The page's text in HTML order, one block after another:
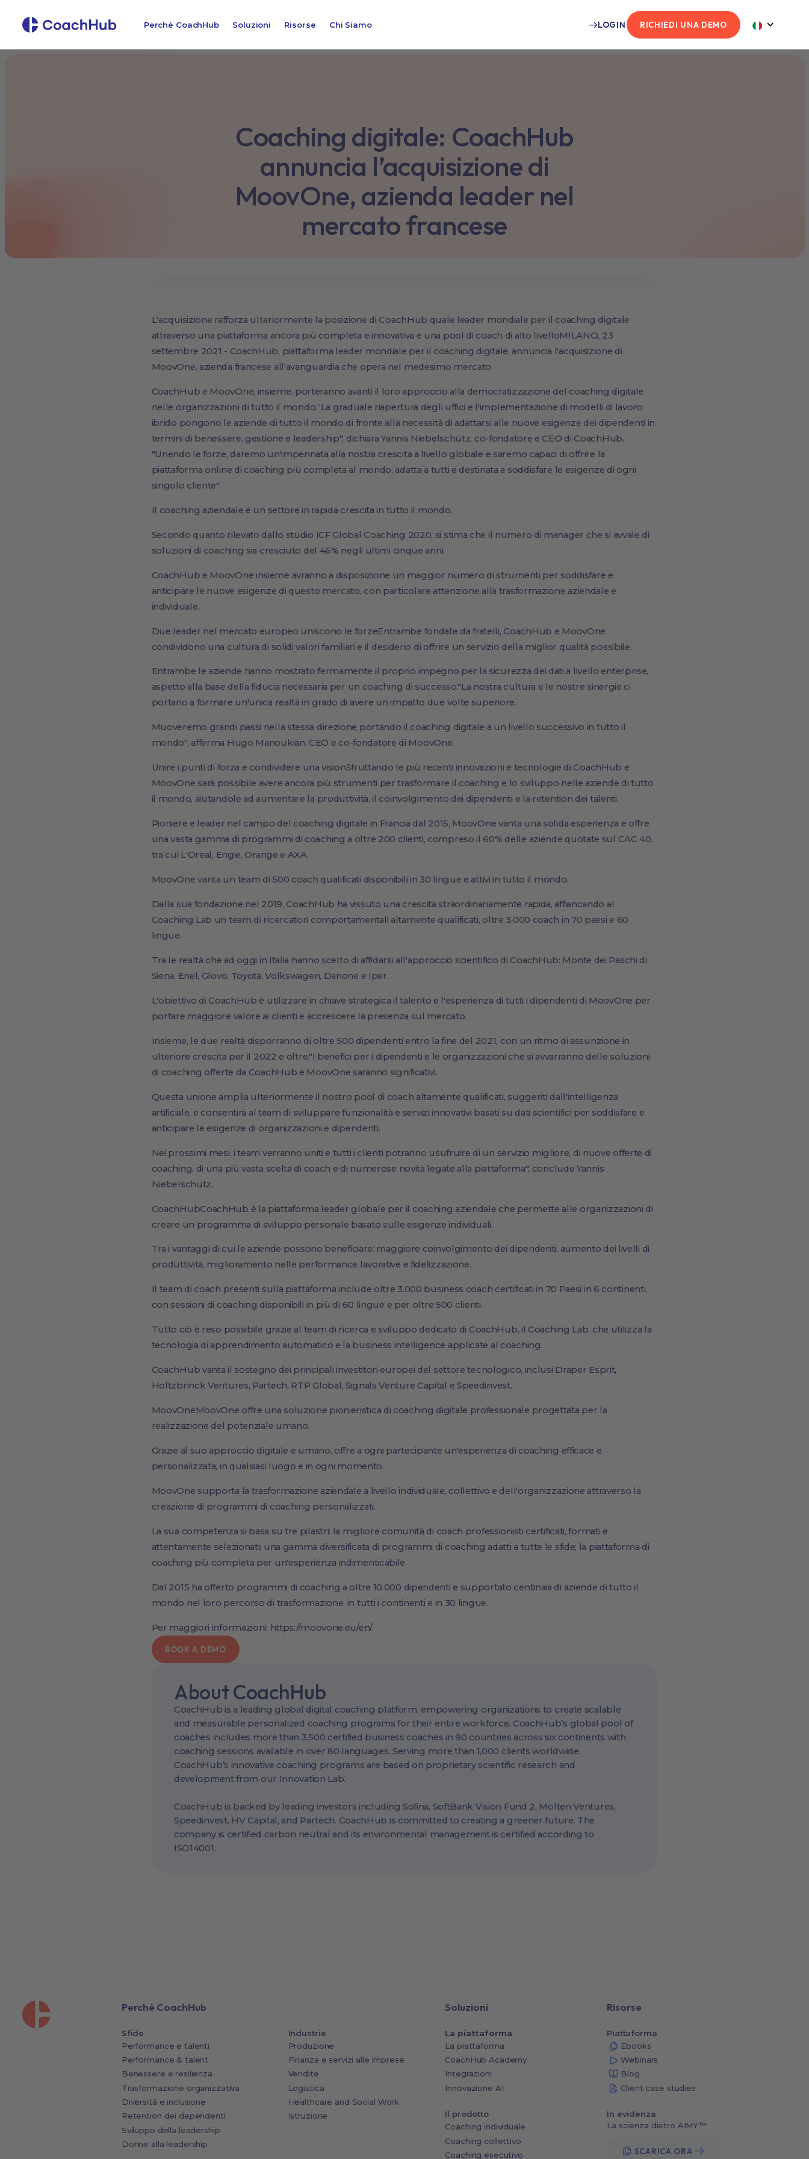
Perchè CoachHub Soluzioni Risorse Chi Siamo LOGIN RICHIEDI UNA DEMO
Coaching digitale: CoachHub
annuncia l’acquisizione di
MoovOne, azienda leader nel
mercato francese
L'acquisizione rafforza ulteriormente la posizione di CoachHub quale leader mondiale per il coaching digitale
attraverso una piattaforma ancora più completa e innovativa e una pool di coach di alto livelloMILANO, 23
settembre 2021 - CoachHub, piattaforma leader mondiale per il coaching digitale, annuncia l'acquisizione di
MoovOne, azienda francese all'avanguardia che opera nel medesimo mercato.
CoachHub e MoovOne, insieme, porteranno avanti il loro approccio alla democratizzazione del coaching digitale
nelle organizzazioni di tutto il mondo.“La graduale riapertura degli uffici e l'implementazione di modelli di lavoro
ibrido pongono le aziende di tutto il mondo di fronte alla necessità di adattarsi alle nuove esigenze dei dipendenti in
termini di benessere, gestione e leadership", dichiara Yannis Niebelschütz, co-fondatore e CEO di CoachHub.
"Unendo le forze, daremo un'impennata alla nostra crescita a livello globale e saremo capaci di offrire la
piattaforma online di coaching più completa al mondo, adatta a tutti e destinata a soddisfare le esigenze di ogni
singolo cliente".
Il coaching aziendale è un settore in rapida crescita in tutto il mondo.
Secondo quanto rilevato dallo studio ICF Global Coaching 2020, si stima che il numero di manager che si avvale di
soluzioni di coaching sia cresciuto del 46% negli ultimi cinque anni.
CoachHub e MoovOne insieme avranno a disposizione un maggior numero di strumenti per soddisfare e
anticipare le nuove esigenze di questo mercato, con particolare attenzione alla trasformazione aziendale e
individuale.
Due leader nel mercato europeo uniscono le forzeEntrambe fondate da fratelli, CoachHub e MoovOne
condividono una cultura di solidi valori familiari e il desiderio di offrire un servizio della miglior qualità possibile.
Entrambe le aziende hanno mostrato fermamente il proprio impegno per la sicurezza dei dati a livello enterprise,
aspetto alla base della fiducia necessaria per un coaching di successo."La nostra cultura e le nostre sinergie ci
portano a formare un'unica realtà in grado di avere un impatto due volte superiore.
Muoveremo grandi passi nella stessa direzione portando il coaching digitale a un livello successivo in tutto il
mondo", afferma Hugo Manoukian, CEO e co-fondatore di MoovOne.
Unire i punti di forza e condividere una visionSfruttando le più recenti innovazioni e tecnologie di CoachHub e
MoovOne sarà possibile avere ancora più strumenti per trasformare il coaching e lo sviluppo nelle aziende di tutto
il mondo, aiutandole ad aumentare la produttività, il coinvolgimento dei dipendenti e la retention dei talenti.
Pioniere e leader nel campo del coaching digitale in Francia dal 2015, MoovOne vanta una solida esperienza e offre
una vasta gamma di programmi di coaching a oltre 200 clienti, compreso il 60% delle aziende quotate sul CAC 40,
tra cui L'Oreal, Engie, Orange e AXA.
MoovOne vanta un team di 500 coach qualificati disponibili in 30 lingue e attivi in tutto il mondo.
Dalla sua fondazione nel 2019, CoachHub ha vissuto una crescita straordinariamente rapida, affiancando al
Coaching Lab un team di ricercatori comportamentali altamente qualificati, oltre 3.000 coach in 70 paesi e 60
lingue.
Tra le realtà che ad oggi in Italia hanno scelto di affidarsi all'approccio scientifico di CoachHub: Monte dei Paschi di
Siena, Enel, Glovo, Toyota, Volkswagen, Danone e Iper.
L'obiettivo di CoachHub è utilizzare in chiave strategica il talento e l'esperienza di tutti i dipendenti di MoovOne per
portare maggiore valore ai clienti e accrescere la presenza sul mercato.
Insieme, le due realtà disporranno di oltre 500 dipendenti entro la fine del 2021, con un ritmo di assunzione in
ulteriore crescita per il 2022 e oltre."I benefici per i dipendenti e le organizzazioni che si avvarranno delle soluzioni
di coaching offerte da CoachHub e MoovOne saranno significativi.
Questa unione amplia ulteriormente il nostro pool di coach altamente qualificati, suggeriti dall'intelligenza
artificiale, e consentirà al team di sviluppare funzionalità e servizi innovativi basati su dati scientifici per soddisfare e
anticipare le esigenze di organizzazioni e dipendenti.
Nei prossimi mesi, i team verranno uniti e tutti i clienti potranno usufruire di un servizio migliore, di nuove offerte di
coaching, di una più vasta scelta di coach e di numerose novità legate alla piattaforma", conclude Yannis
Niebelschütz.
CoachHubCoachHub è la piattaforma leader globale per il coaching aziendale che permette alle organizzazioni di
creare un programma di sviluppo personale basato sulle esigenze individuali.
Tra i vantaggi di cui le aziende possono beneficiare: maggiore coinvolgimento dei dipendenti, aumento dei livelli di
produttività, miglioramento nelle performance lavorative e fidelizzazione.
Il team di coach presenti sulla piattaforma include oltre 3.000 business coach certificati in 70 Paesi in 6 continenti,
con sessioni di coaching disponibili in più di 60 lingue e per oltre 500 clienti.
Tutto ciò è reso possibile grazie al team di ricerca e sviluppo dedicato di CoachHub, il Coaching Lab, che utilizza la
tecnologia di apprendimento automatico e la business intelligence applicate al coaching.
CoachHub vanta il sostegno dei principali investitori europei del settore tecnologico, inclusi Draper Esprit,
Holtzbrinck Ventures, Partech, RTP Global, Signals Venture Capital e Speedinvest.
MoovOneMoovOne offre una soluzione pionieristica di coaching digitale professionale progettata per la
realizzazione del potenziale umano.
Grazie al suo approccio digitale e umano, offre a ogni partecipante un'esperienza di coaching efficace e
personalizzata, in qualsiasi luogo e in ogni momento.
MoovOne supporta la trasformazione aziendale a livello individuale, collettivo e dell'organizzazione attraverso la
creazione di programmi di coaching personalizzati.
La sua competenza si basa su tre pilastri: la migliore comunità di coach professionisti certificati, formati e
attentamente selezionati; una gamma diversificata di programmi di coaching adatti a tutte le sfide; la piattaforma di
coaching più completa per un'esperienza indimenticabile.
Dal 2015 ha offerto programmi di coaching a oltre 10.000 dipendenti e supportato centinaia di aziende di tutto il
mondo nel loro percorso di trasformazione, in tutti i continenti e in 30 lingue.
Per maggiori informazioni: https://moovone.eu/en/.
BOOK A DEMO
About CoachHub
CoachHub is a leading global digital coaching platform, empowering organizations to create scalable
and measurable personalized coaching programs for their entire workforce. CoachHub’s global pool of
coaches includes more than 3,500 certified business coaches in 90 countries across six continents with
coaching sessions available in over 80 languages. Serving more than 1,000 clients worldwide,
CoachHub’s innovative coaching programs are based on proprietary scientific research and
development from our Innovation Lab.
CoachHub is backed by leading investors including Sofina, SoftBank Vision Fund 2, Molten Ventures,
Speedinvest, HV Capital, and Partech. CoachHub is committed to creating a greener future. The
company is certified carbon neutral and its environmental management is certified according to
ISO14001.
Perchè CoachHub
Sfide
Performance e talenti
Performance & talent
Benessere e resilienza
Trasformazione organizzativa
Diversità e inclusione
Retention dei dependenti
Sviluppo della leadership
Donne alla leadership
Industrie
Produzione
Finanza e servizi alle imprese
Vendite
Logistica
Healthcare and Social Work
Istruzione
Soluzioni
La piattaforma
La piattaforma
CoachHub Academy
Integrazioni
Innovazione AI
Il prodotto
Coaching individuale
Coaching collettivo
Coaching esecutivo
Risorse
Piattaforma
Ebooks
Webinars
Blog
Client case studies
In evidenza
La scienza dietro AIMY™
SCARICA ORA